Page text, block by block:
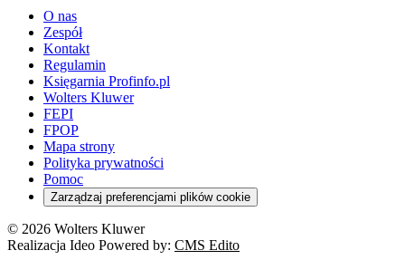
O nas
Zespół
Kontakt
Regulamin
Księgarnia Profinfo.pl
Wolters Kluwer
FEPI
FPOP
Mapa strony
Polityka prywatności
Pomoc
Zarządzaj preferencjami plików cookie
© 2026 Wolters Kluwer
Realizacja Ideo Powered by: CMS Edito